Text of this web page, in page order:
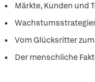
Märkte, Kunden und
Vom Glücksritter
Der menschliche